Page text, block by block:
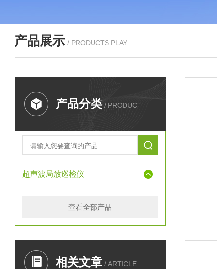
产品展示 / PRODUCTS PLAY
产品分类 / PRODUCT
超声波局放巡检仪
查看全部产品
相关文章 / ARTICLE